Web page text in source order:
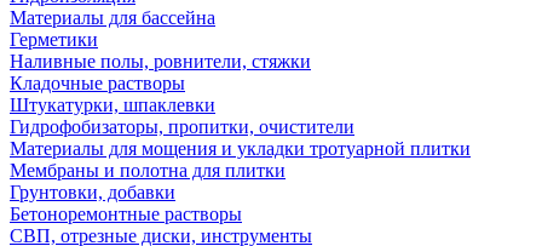
Материалы для бассейна
Герметики
Наливные полы, ровнители, стяжки
Кладочные растворы
Штукатурки, шпаклевки
Гидрофобизаторы, пропитки, очистители
Материалы для мощения и укладки тротуарной плитки
Мембраны и полотна для плитки
Грунтовки, добавки
Бетоноремонтные растворы
СВП, отрезные диски, инструменты